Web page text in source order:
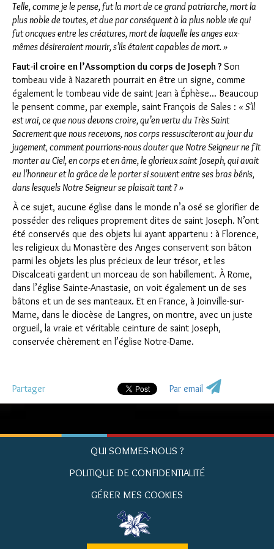
Telle, comme je le pense, fut la mort de ce grand patriarche, mort la
plus noble de toutes, et due par conséquent à la plus noble vie qui
fut oncques entre les créatures, mort de laquelle les anges eux-
mêmes désireraient mourir, s’ils étaient capables de mort. »
Faut-il croire en l’Assomption du corps de Joseph ? Son
tombeau vide à Nazareth pourrait en être un signe, comme
également le tombeau vide de saint Jean à Éphèse... Beaucoup
le pensent comme, par exemple, saint François de Sales : « S’il
est vrai, ce que nous devons croire, qu’en vertu du Très Saint
Sacrement que nous recevons, nos corps ressusciteront au jour du
jugement, comment pourrions-nous douter que Notre Seigneur ne fît
monter au Ciel, en corps et en âme, le glorieux saint Joseph, qui avait
eu l’honneur et la grâce de le porter si souvent entre ses bras bénis,
dans lesquels Notre Seigneur se plaisait tant ? »
À ce sujet, aucune église dans le monde n’a osé se glorifier de
posséder des reliques proprement dites de saint Joseph. N’ont
été conservés que des objets lui ayant appartenu : à Florence,
les religieux du Monastère des Anges conservent son bâton
parmi les objets les plus précieux de leur trésor, et les
Discalceati gardent un morceau de son habillement. À Rome,
dans l’église Sainte-Anastasie, on voit également un de ses
bâtons et un de ses manteaux. Et en France, à Joinville-sur-
Marne, dans le diocèse de Langres, on montre, avec un juste
orgueil, la vraie et véritable ceinture de saint Joseph,
conservée chèrement en l’église Notre-Dame.
Partager Par email
QUI SOMMES-NOUS ?
POLITIQUE DE CONFIDENTIALITÉ
GÉRER MES COOKIES